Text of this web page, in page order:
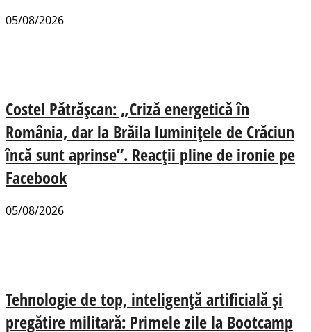
05/08/2026
Costel Pătrășcan: „Criză energetică în
România, dar la Brăila luminițele de Crăciun
încă sunt aprinse”. Reacții pline de ironie pe
Facebook
05/08/2026
Tehnologie de top, inteligență artificială și
pregătire militară: Primele zile la Bootcamp